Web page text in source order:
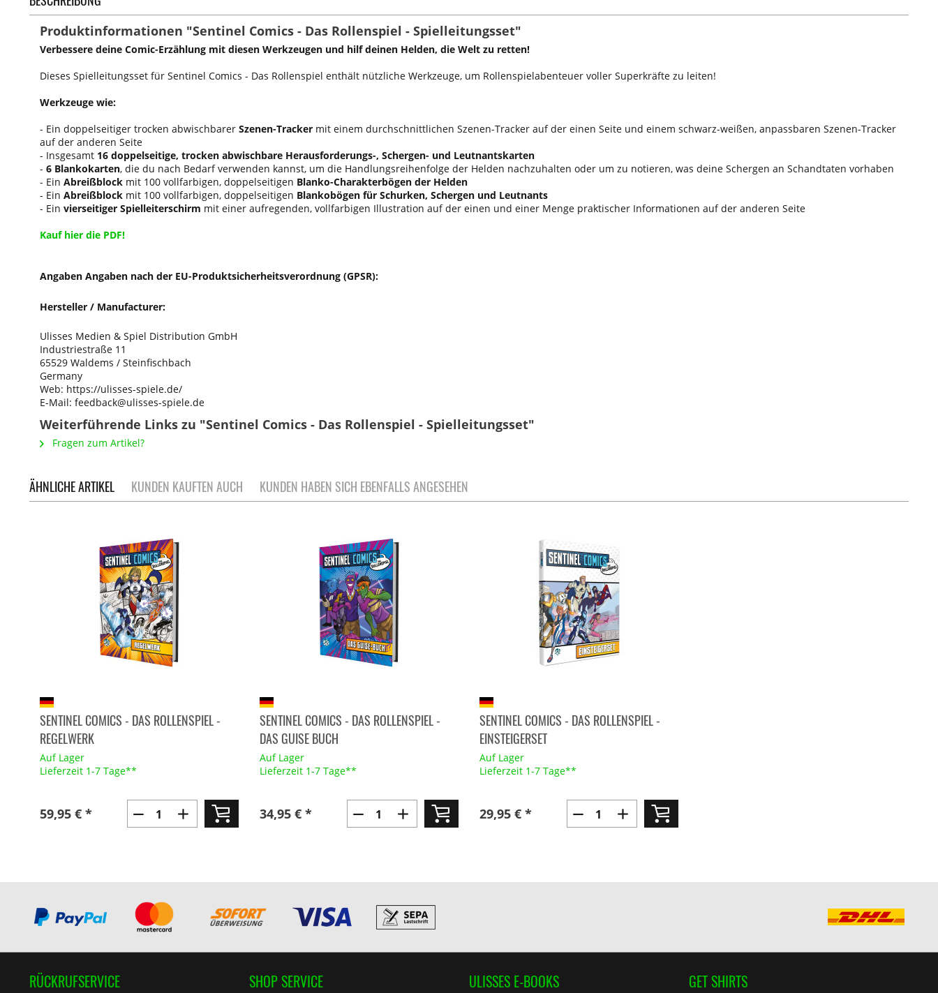
Produktinformationen "Sentinel Comics - Das Rollenspiel - Spielleitungsset"
Verbessere deine Comic-Erzählung mit diesen Werkzeugen und hilf deinen Helden, die Welt zu retten!
Dieses Spielleitungsset für Sentinel Comics - Das Rollenspiel enthält nützliche Werkzeuge, um Rollenspielabenteuer voller Superkräfte zu leiten!
Werkzeuge wie:
- Ein doppelseitiger trocken abwischbarer Szenen-Tracker mit einem durchschnittlichen Szenen-Tracker auf der einen Seite und einem schwarz-weißen, anpassbaren Szenen-Tracker
auf der anderen Seite
- Insgesamt 16 doppelseitige, trocken abwischbare Herausforderungs-, Schergen- und Leutnantskarten
- 6 Blankokarten, die du nach Bedarf verwenden kannst, um die Handlungsreihenfolge der Helden nachzuhalten oder um zu notieren, was deine Schergen an Schandtaten vorhaben
- Ein Abreißblock mit 100 vollfarbigen, doppelseitigen Blanko-Charakterbögen der Helden
- Ein Abreißblock mit 100 vollfarbigen, doppelseitigen Blankobögen für Schurken, Schergen und Leutnants
- Ein vierseitiger Spielleiterschirm mit einer aufregenden, vollfarbigen Illustration auf der einen und einer Menge praktischer Informationen auf der anderen Seite
Kauf hier die PDF!
Angaben Angaben nach der EU-Produktsicherheitsverordnung (GPSR):
Hersteller / Manufacturer:
Ulisses Medien & Spiel Distribution GmbH
Industriestraße 11
65529 Waldems / Steinfischbach
Germany
Web: https://ulisses-spiele.de/
E-Mail: feedback@ulisses-spiele.de
Weiterführende Links zu "Sentinel Comics - Das Rollenspiel - Spielleitungsset"
Fragen zum Artikel?
ÄHNLICHE ARTIKEL KUNDEN KAUFTEN AUCH KUNDEN HABEN SICH EBENFALLS ANGESEHEN
SENTINEL COMICS - DAS ROLLENSPIEL -
REGELWERK
Auf Lager
Lieferzeit 1-7 Tage**
59,95 € *
SENTINEL COMICS - DAS ROLLENSPIEL -
DAS GUISE BUCH
Auf Lager
Lieferzeit 1-7 Tage**
34,95 € *
SENTINEL COMICS - DAS ROLLENSPIEL -
EINSTEIGERSET
Auf Lager
Lieferzeit 1-7 Tage**
29,95 € *
RÜCKRUFSERVICE SHOP SERVICE ULISSES E-BOOKS GET SHIRTS